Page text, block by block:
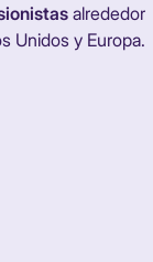
alrededor
Unidos y Europa.